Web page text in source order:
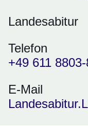
Landesabitur
Telefon
+49 611
E-Mail